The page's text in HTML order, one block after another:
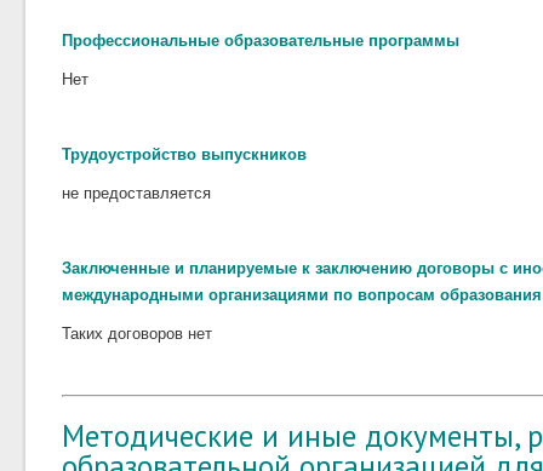
Профессиональные образовательные программы
Нет
Трудоустройство выпускников
не предоставляется
Заключенные и планируемые к заключению договоры с
международными организациями по вопросам
Таких договоров нет
Методические и иные документы,